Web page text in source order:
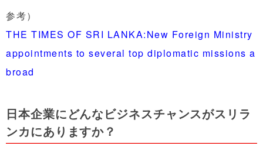
参考）
THE TIMES OF SRI LANKA:New Foreign Ministry
appointments to several top diplomatic missions a
broad
日本企業にどんなビジネスチャンスがスリラ
ンカにありますか？